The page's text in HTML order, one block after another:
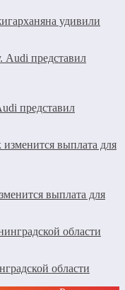
удивили
представил
выплата для
области